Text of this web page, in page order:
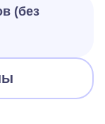
(без